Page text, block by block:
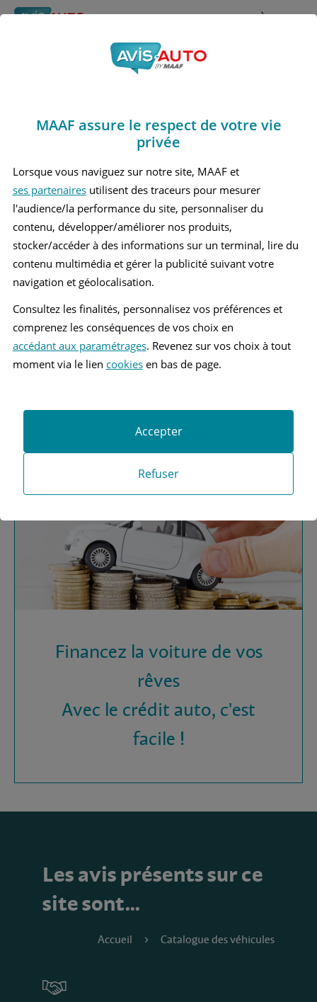
Rechercher À propos
Obtenir un devis d'assurance auto MAAF
Avis Mercedes benz
Marques>Mercedes benz > Cla250e
MERCEDES BENZ CLA250E 2 BERLINE
MERCEDES BENZ CLA250E 2 BREAK
assurance automobile ?
Obtenez vos devis MAAF
Financez la voiture de vos
rêves
Avec le crédit auto, c'est
facile !
Les avis présents sur ce
site sont…
Accueil Catalogue des véhicules
MAAF assure le respect de votre vie
privée
Lorsque vous naviguez sur notre site, MAAF et
ses partenairesutilisent des traceurs pour mesurer
l'audience/la performance du site, personnaliser du
contenu, développer/améliorer nos produits,
stocker/accéder à des informations sur un terminal, lire du
contenu multimédia et gérer la publicité suivant votre
navigation et géolocalisation.
Consultez les finalités, personnalisez vos préférences et
comprenez les conséquences de vos choix en
accédant aux paramétrages. Revenez sur vos choix à tout
moment via le lien cookiesen bas de page.
Refuser
Accepter